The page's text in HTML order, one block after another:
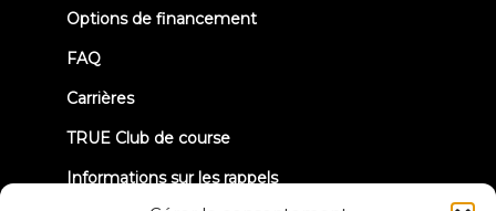
Options de financement
FAQ
Carrières
TRUE Club de course
Informations sur les rappels